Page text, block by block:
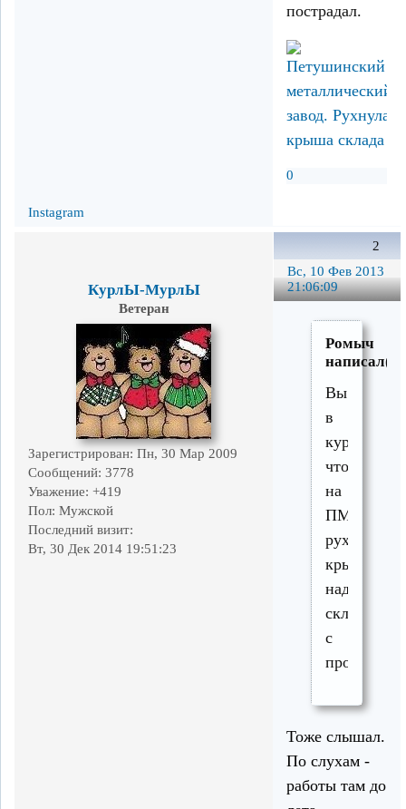
пострадал.
0
Instagram
2
Вс, 10 Фев 2013
21:06:09
КурлЫ-МурлЫ
Ветеран
Зарегистрирован: Пн, 30 Мар 2009
Сообщений: 3778
Уважение: +419
Пол: Мужской
Последний визит:
Вт, 30 Дек 2014 19:51:23
Ромыч
Вы
в
курсе,
что
на
ПМЗ
рухнула
крыша
над
складом
с
Тоже слышал.
По слухам -
работы там до